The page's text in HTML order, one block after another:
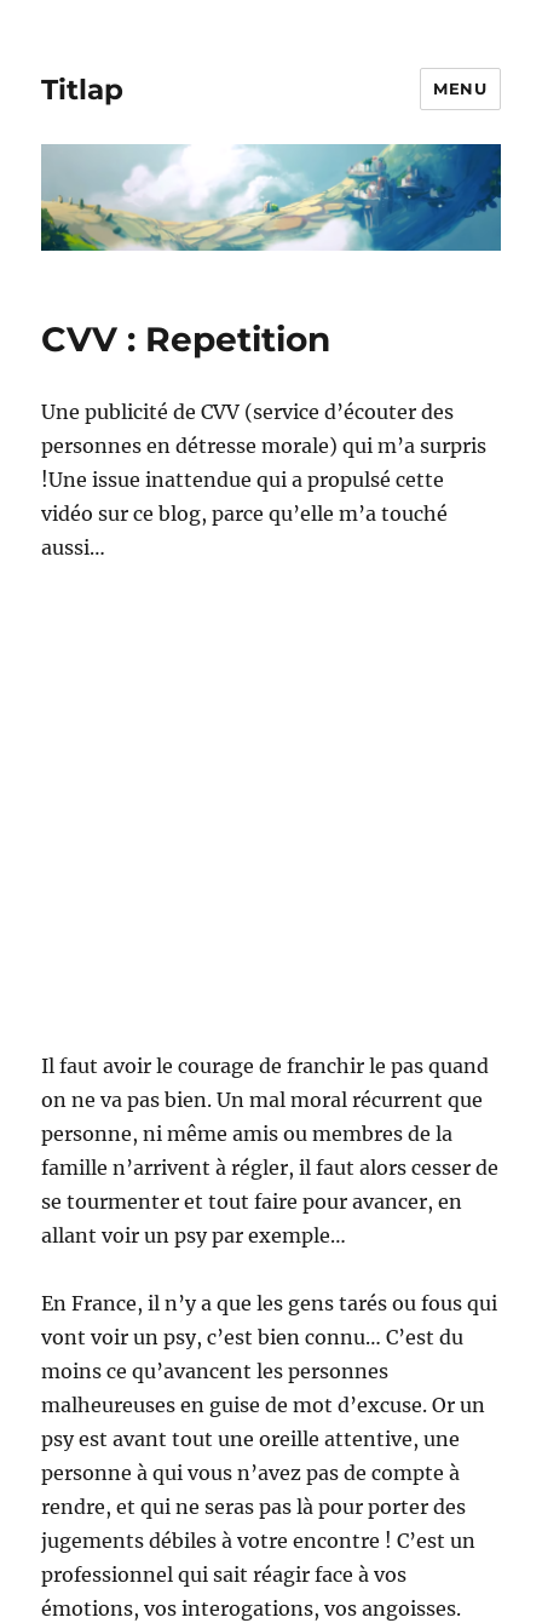
Titlap MENU
CVV : Repetition
Une publicité de CVV (service d’écouter des
personnes en détresse morale) qui m’a surpris
!Une issue inattendue qui a propulsé cette
vidéo sur ce blog, parce qu’elle m’a touché
aussi…
Il faut avoir le courage de franchir le pas quand
on ne va pas bien. Un mal moral récurrent que
personne, ni même amis ou membres de la
famille n’arrivent à régler, il faut alors cesser de
se tourmenter et tout faire pour avancer, en
allant voir un psy par exemple…
En France, il n’y a que les gens tarés ou fous qui
vont voir un psy, c’est bien connu… C’est du
moins ce qu’avancent les personnes
malheureuses en guise de mot d’excuse. Or un
psy est avant tout une oreille attentive, une
personne à qui vous n’avez pas de compte à
rendre, et qui ne seras pas là pour porter des
jugements débiles à votre encontre ! C’est un
professionnel qui sait réagir face à vos
émotions, vos interogations, vos angoisses.